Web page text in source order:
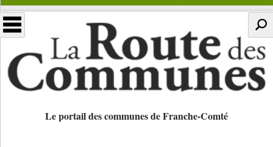
Le portail des communes de Franche-Comté